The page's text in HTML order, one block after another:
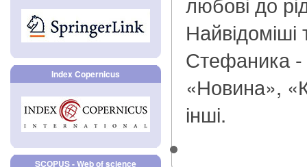
Index Copernicus
SCOPUS - Web of science
Стефаника -
«Новина»,
інші.